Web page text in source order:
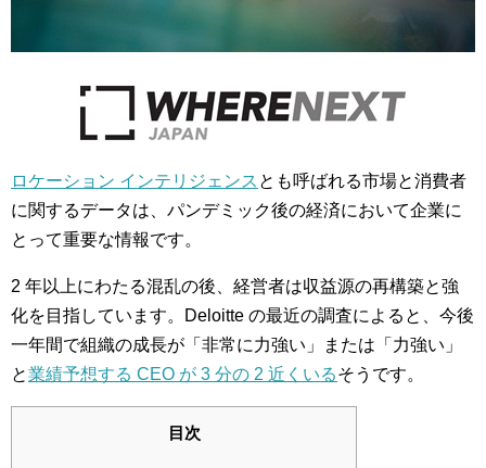
ロケーション インテリジェンス とも呼ばれる市場と消費者
に関するデータは、パンデミック後の経済において企業に
とって重要な情報です。
2 年以上にわたる混乱の後、経営者は収益源の再構築と強
化を目指しています。Deloitte の最近の調査によると、今後
一年間で組織の成長が「非常に力強い」または「力強い」
と業績予想する CEO が 3 分の 2 近くいるそうです。
目次